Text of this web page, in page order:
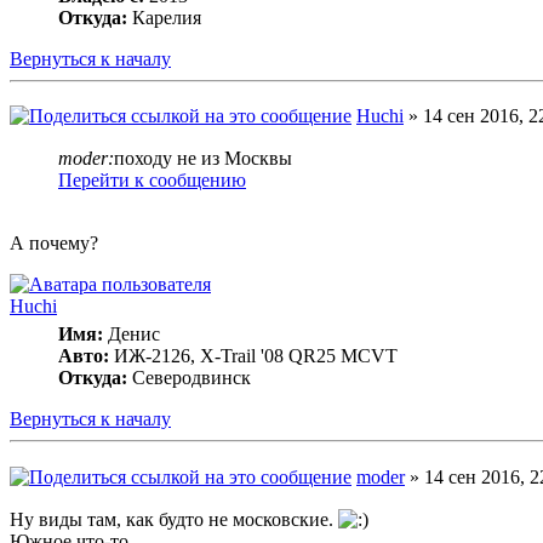
Откуда: Карелия
Вернуться к началу
Huchi » 14 сен 2016,
moder:походу не из Москвы
Перейти к сообщению
А почему?
Huchi
Имя: Денис
Авто: ИЖ-2126, X-Trail '08 QR25 MCVT
Откуда: Северодвинск
Вернуться к началу
moder» 14 сен 2016,
Ну виды там, как будто не московские.